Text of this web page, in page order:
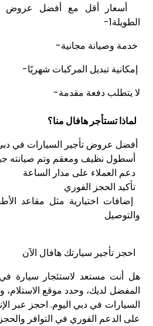
أسعار أقل مع أفضل عروض
الطويلة1-
خدمة وصيانة مجانية-
إمكانية تبديل المركبات شهريًا-
لا يتطلب دفعة مقدمة-
لماذا تستأجر هافال منا؟
أفضل عروض تأجير السيارات في
أسطول نظيف ومعقم وتم صيانته
دعم العملاء على مدار الساعة
تأكيد الحجز الفوري
إضافات اختيارية مثل مقاعد
والتوصيل
احجز تأجير سيارتك هافال الآن
هل أنت مستعد لاستئجار سيارة
المفضل لديك، وحدد موقع
السيارات في دبي اليوم. احجز عبر
على الدعم الفوري في التوافر